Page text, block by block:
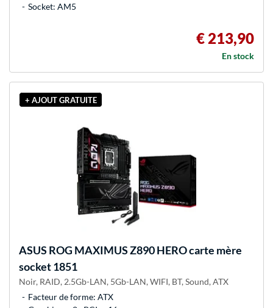
Socket: AM5
€ 213,90
En stock
+ AJOUT GRATUITE
ASUS ROG MAXIMUS Z890 HERO carte mère
socket 1851
Noir, RAID, 2.5Gb-LAN, 5Gb-LAN, WIFI, BT, Sound, ATX
Facteur de forme: ATX